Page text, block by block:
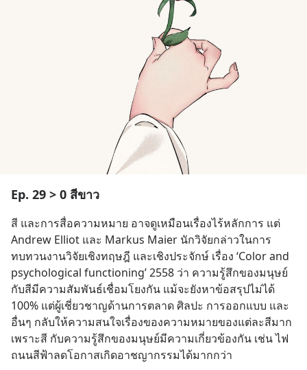
Ep. 29 > 0 สีขาว
สี และการสื่อความหมาย อาจดูเหมือนเรื่องไร้หลักการ แต่
Andrew Elliot และ Markus Maier นักวิจัยกล่าวในการ
ทบทวนงานวิจัยเชิงทฤษฎี และเชิงประจักษ์ เรื่อง ‘Color and
psychological functioning’ 2558 ว่า ความรู้สึกของมนุษย์
กับสีมีความสัมพันธ์เชื่อมโยงกัน แม้จะยังหาข้อสรุปไม่ได้
100% แต่ผู้เชี่ยวชาญด้านการตลาด ศิลปะ การออกแบบ และ
อื่นๆ กลับให้ความสนใจเรื่องของความหมายของแต่ละสีมาก
เพราะสี กับความรู้สึกของมนุษย์มีความเกี่ยวข้องกัน เช่น ไฟ
ถนนสีฟ้าลดโอกาสเกิดอาชญากรรมได้มากกว่า